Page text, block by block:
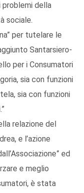
problemi della
sociale.
per tutelare le
Santarsiero-
per i Consumatori
sia con funzioni
sia con funzioni
relazione del
e l’azione
ed
e meglio
è stata